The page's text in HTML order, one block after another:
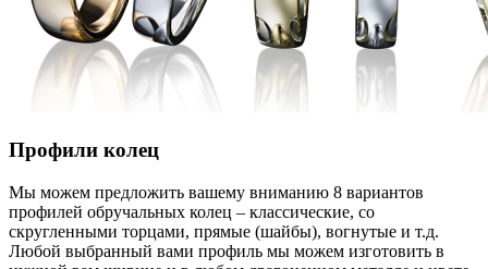
Профили колец
Мы можем предложить вашему вниманию 8 вариантов
профилей обручальных колец – классические, со
скругленными торцами, прямые (шайбы), вогнутые и т.д.
Любой выбранный вами профиль мы можем изготовить в